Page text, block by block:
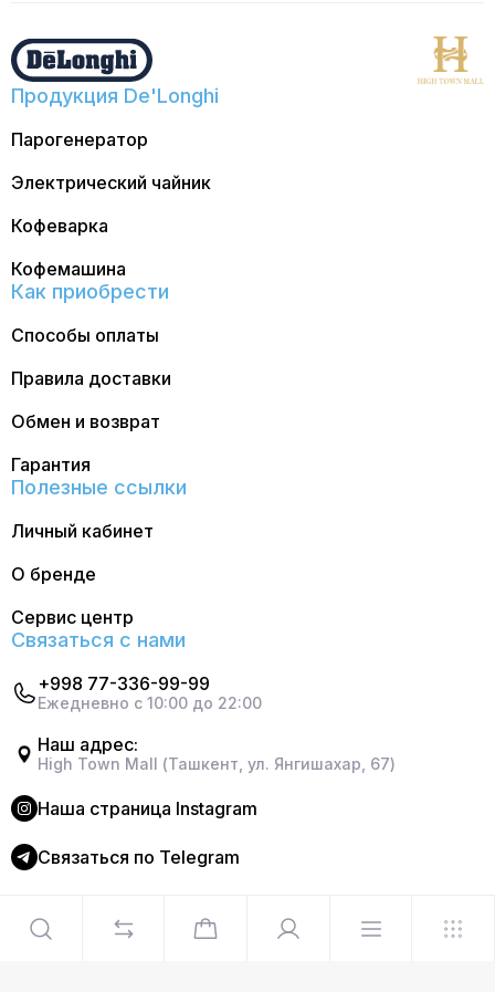
Продукция De'Longhi
Парогенератор
Электрический чайник
Кофеварка
Кофемашина
Как приобрести
Способы оплаты
Правила доставки
Обмен и возврат
Гарантия
Полезные ссылки
Личный кабинет
О бренде
Сервис центр
Связаться с нами
+998 77-336-99-99
Ежедневно с 10:00 до 22:00
Наш адрес:
High Town Mall (Ташкент, ул. Янгишахар, 67)
Наша страница Instagram
Cвязаться по Telegram
©2024 Официальный интернет магазин Delonghi. Все